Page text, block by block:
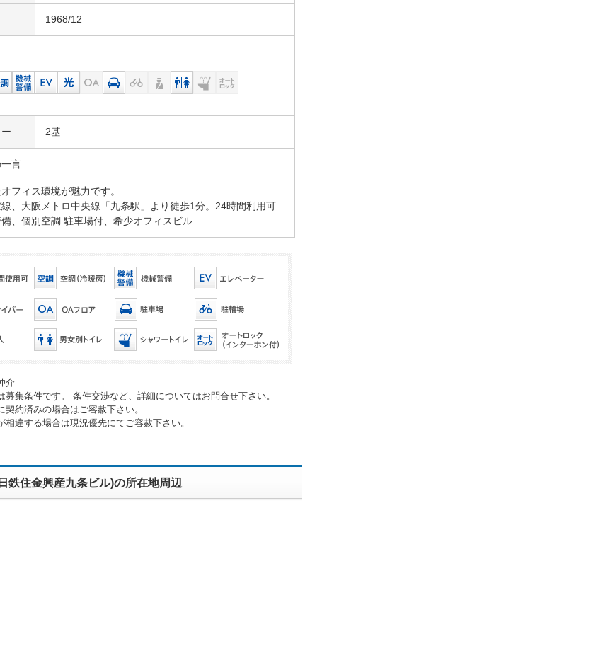
1968/12
2基
言
フィス環境が魅力です。
、大阪メトロ中央線「九条駅」より徒歩1分。24時間利用可
、個別空調 駐車場付、希少オフィスビル
介
集条件です。 条件交渉など、詳細についてはお問合せ下さい。
約済みの場合はご容赦下さい。
違する場合は現況優先にてご容赦下さい。
鉄住金興産九条ビル)の所在地周辺